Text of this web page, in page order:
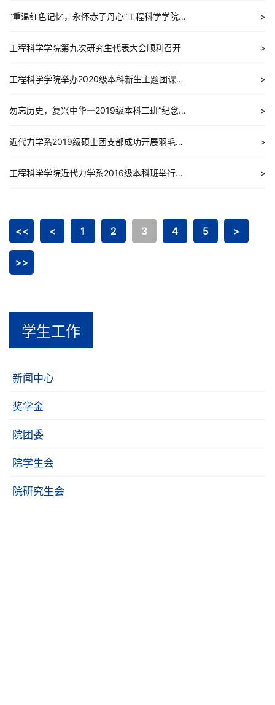
学生工作
新闻中心
奖学金
院团委
院学生会
院研究生会
“重温红色记忆，永怀赤子丹心”工程科学学院团建促党建活动顺利...
工程科学学院第九次研究生代表大会顺利召开
工程科学学院举办2020级本科新生主题团课活动
勿忘历史，复兴中华—2019级本科二班“纪念一二·九爱国运动”主题...
近代力学系2019级硕士团支部成功开展羽毛球运动月活动
工程科学学院近代力学系2016级本科班举行参观渡江战役馆及安徽名...
<< < 1 2 3 4 5 >
>>